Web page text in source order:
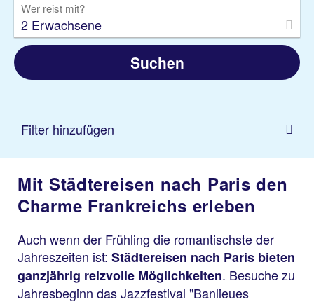
Wer reist mit?
2 Erwachsene
Suchen
Filter hinzufügen
Mit Städtereisen nach Paris den
Charme Frankreichs erleben
Auch wenn der Frühling die romantischste der
Jahreszeiten ist: Städtereisen nach Paris bieten
ganzjährig reizvolle Möglichkeiten. Besuche zu
Jahresbeginn das Jazzfestival "Banlieues